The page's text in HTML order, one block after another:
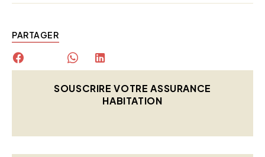
PARTAGER
SOUSCRIRE VOTRE ASSURANCE
HABITATION